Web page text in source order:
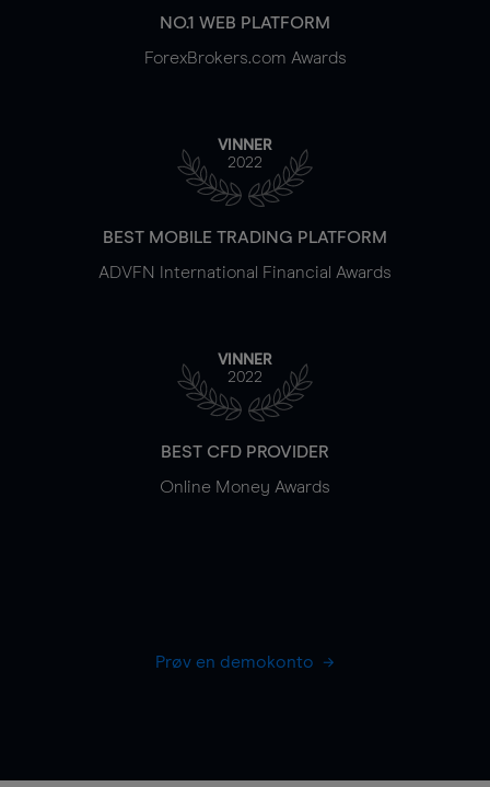
NO.1 WEB PLATFORM
ForexBrokers.com Awards
VINNER
2022
BEST MOBILE TRADING PLATFORM
ADVFN International Financial Awards
VINNER
2022
BEST CFD PROVIDER
Online Money Awards
Prøv en demokonto